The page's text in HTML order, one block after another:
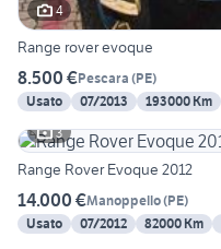
4
Range rover evoque
8.500 €Pescara (PE)
Usato
07/2013 193000 Km
3
Range Rover Evoque 2012
14.000 €Manoppello(PE)
Usato
07/2012 82000 Km